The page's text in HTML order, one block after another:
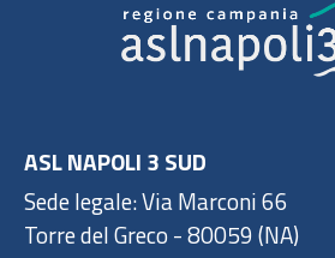
ASL NAPOLI 3 SUD
Sede legale: Via Marconi 66
Torre del Greco - 80059 (NA)